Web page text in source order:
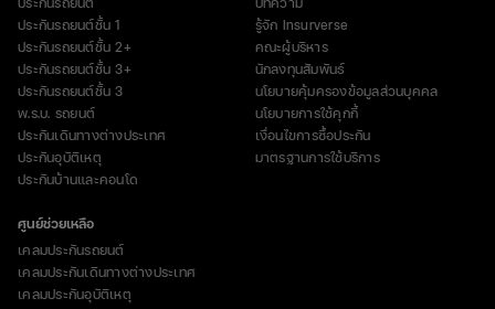
ประกันรถยนต์ชั้น 1
ประกันรถยนต์ชั้น 2+
ประกันรถยนต์ชั้น 3+
ประกันรถยนต์ชั้น 3
พ.ร.บ. รถยนต์
ประกันเดินทางต่างประเทศ
ประกันอุบัติเหตุ
ประกันบ้านและคอนโด
รู้จัก Insurverse
คณะผู้บริหาร
นักลงทุนสัมพันธ์
นโยบายคุ้มครองข้อมูลส่วนบุคคล
นโยบายการใช้คุกกี้
เงื่อนไขการซื้อประกัน
มาตรฐานการใช้บริการ
ศูนย์ช่วยเหลือ
เคลมประกันรถยนต์
เคลมประกันเดินทางต่างประเทศ
เคลมประกันอุบัติเหตุ